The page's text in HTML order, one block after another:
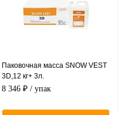
Паковочная масса SNOW VEST
3D,12 кг+ 3л.
8 346 ₽ / упак